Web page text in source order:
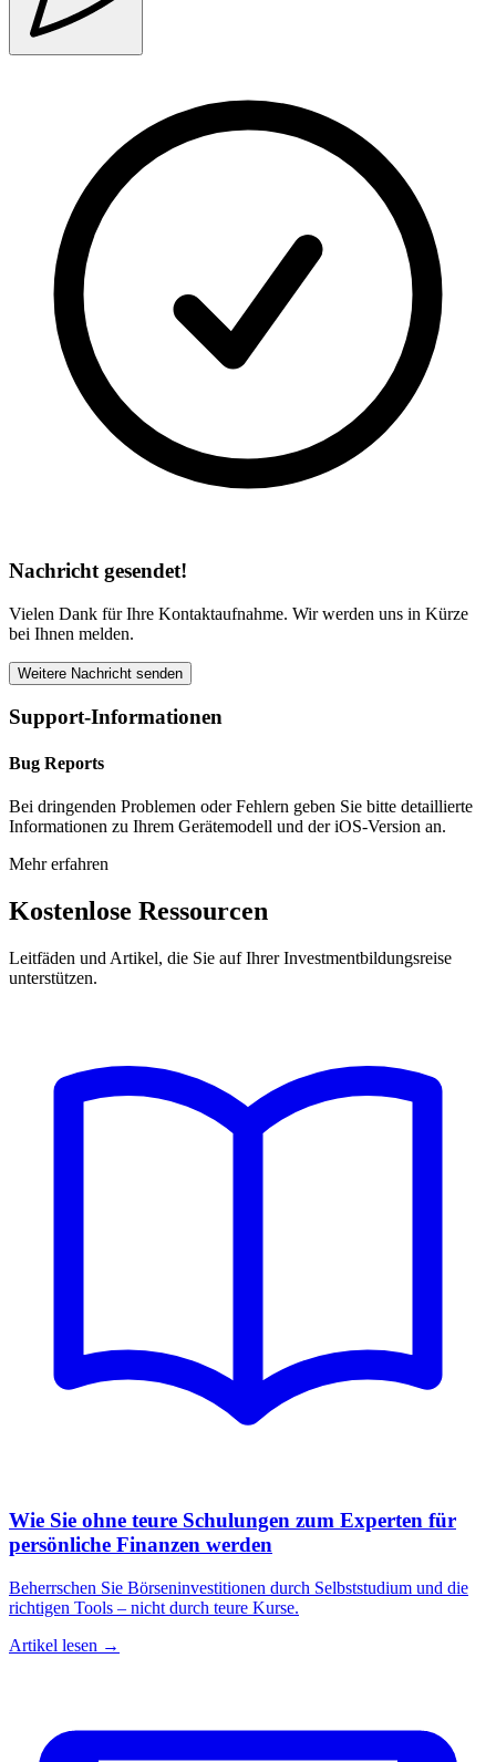
Nachricht gesendet!
Vielen Dank für Ihre Kontaktaufnahme. Wir werden uns in Kürze
bei Ihnen melden.
Weitere Nachricht senden
Support-Informationen
Bug Reports
Bei dringenden Problemen oder Fehlern geben Sie bitte detaillierte
Informationen zu Ihrem Gerätemodell und der iOS-Version an.
Mehr erfahren
Kostenlose Ressourcen
Leitfäden und Artikel, die Sie auf Ihrer Investmentbildungsreise
unterstützen.
Wie Sie ohne teure Schulungen zum Experten für
persönliche Finanzen werden
Beherrschen Sie Börseninvestitionen durch Selbststudium und die
richtigen Tools – nicht durch teure Kurse.
Artikel lesen →